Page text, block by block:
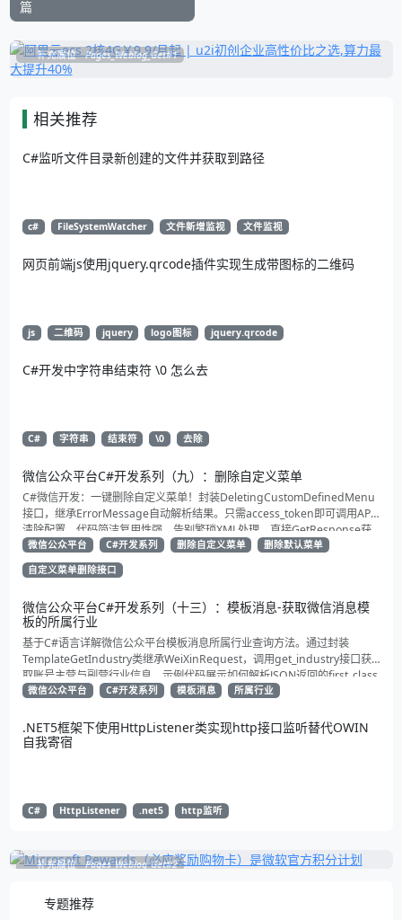
篇
补充展位 Pages_Weblog_Get#1
相关推荐
C#监听文件目录新创建的文件并获取到路径
c# FileSystemWatcher 文件新增监视 文件监视
网页前端js使用jquery.qrcode插件实现生成带图标的二维码
js 二维码 jquery logo图标 jquery.qrcode
C#开发中字符串结束符 \0 怎么去
C# 字符串 结束符 \0 去除
微信公众平台C#开发系列（九）：删除自定义菜单
C#微信开发：一键删除自定义菜单！封装DeletingCustomDefinedMenu
接口，继承ErrorMessage自动解析结果。只需access_token即可调用API
清除配置。代码简洁复用性强，告别繁琐XML处理，直接GetResponse获
取状态。适合动态管理公众号的开发者，建议收藏备用！
微信公众平台 C#开发系列 删除自定义菜单
删除默认菜单
自定义菜单删除接口
微信公众平台C#开发系列（十三）：模板消息-获取微信消息模
板的所属行业
基于C#语言详解微信公众平台模板消息所属行业查询方法。通过封装
TemplateGetIndustry类继承WeiXinRequest，调用get_industry接口获
取账号主营与副营行业信息。示例代码展示如何解析JSON返回的first_class
与second_class数据，为开发者提供合规通知场景开发支持
微信公众平台 C#开发系列 模板消息 所属行业
.NET5框架下使用HttpListener类实现http接口监听替代OWIN
自我寄宿
C# HttpListener .net5 http监听
补充展位 Pages_Weblog_Get#2
专题推荐